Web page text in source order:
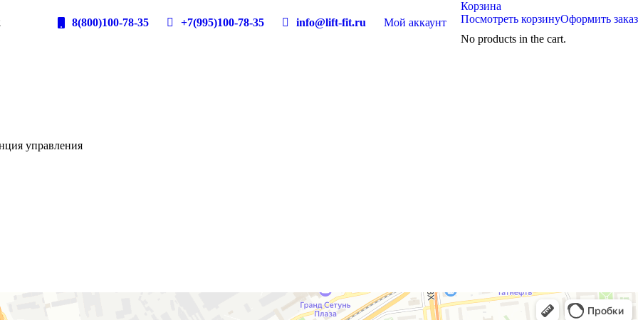
8(800)100-78-35 +7(995)100-78-35 info@lift-fit.ru Мой аккаунт
Корзина
Посмотреть корзинуОформить заказ
No products in the cart.
управления